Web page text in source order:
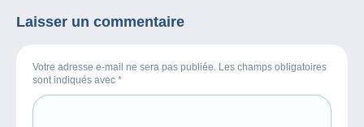
Laisser un commentaire
Votre adresse e-mail ne sera pas publiée. Les champs obligatoires
sont indiqués avec *